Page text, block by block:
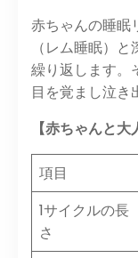
赤ちゃんの睡眠
（レム睡眠）
繰り返します。
目を覚まし泣き
【赤ちゃんと
項目
1サイクルの長
さ